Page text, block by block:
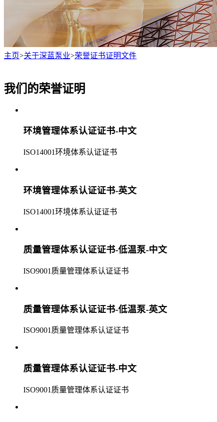
主页>关于深蓝泵业>荣誉证书证明文件
我们的荣誉证明
环境管理体系认证证书-中文
ISO14001环境体系认证证书
环境管理体系认证证书-英文
ISO14001环境体系认证证书
质量管理体系认证证书-低温泵-中文
ISO9001质量管理体系认证证书
质量管理体系认证证书-低温泵-英文
ISO9001质量管理体系认证证书
质量管理体系认证证书-中文
ISO9001质量管理体系认证证书